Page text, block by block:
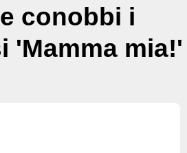
conobbi i
'Mamma mia!'